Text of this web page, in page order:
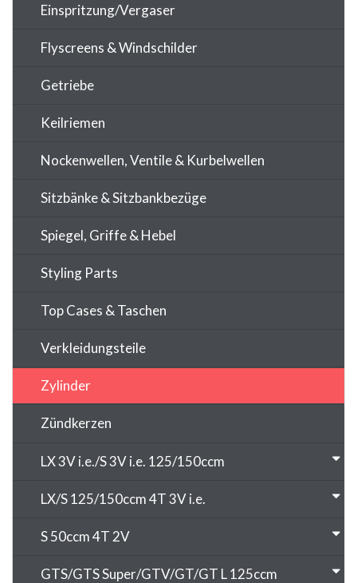
Einspritzung/Vergaser
Flyscreens & Windschilder
Getriebe
Keilriemen
Nockenwellen, Ventile & Kurbelwellen
Sitzbänke & Sitzbankbezüge
Spiegel, Griffe & Hebel
Styling Parts
Top Cases & Taschen
Verkleidungsteile
Zylinder
Zündkerzen
LX 3V i.e./S 3V i.e. 125/150ccm
LX/S 125/150ccm 4T 3V i.e.
S 50ccm 4T 2V
GTS/GTS Super/GTV/GT/GT L 125ccm